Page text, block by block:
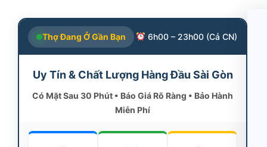
Thợ Đang Ở Gần Bạn 6h00 – 23h00 (Cả CN)
Uy Tín & Chất Lượng Hàng Đầu Sài Gòn
Có Mặt Sau 30 Phút • Báo Giá Rõ Ràng • Bảo Hành
Miễn Phí